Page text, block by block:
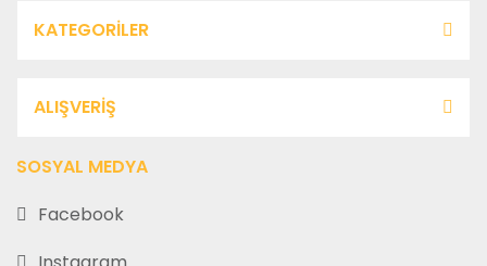
KATEGORİLER
ALIŞVERİŞ
SOSYAL MEDYA
Facebook